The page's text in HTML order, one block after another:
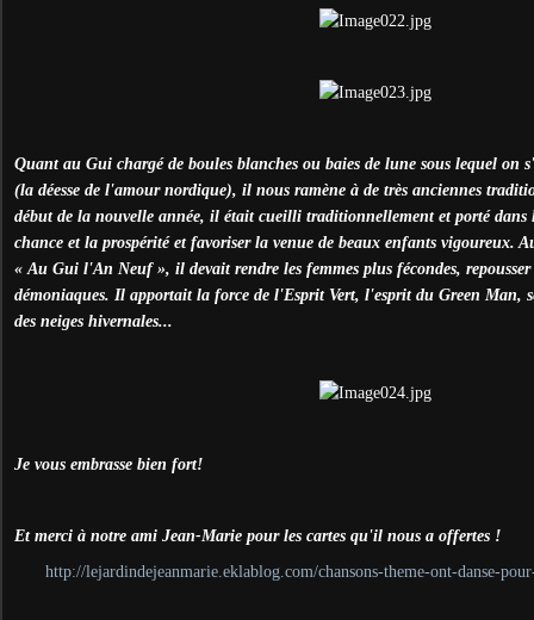
Quant au Gui chargé de boules blanches ou baies de lune sous lequel on
(la déesse de l'amour nordique), il nous ramène à de très anciennes
début de la nouvelle année, il était cueilli traditionnellement et porté dans
chance et la prospérité et favoriser la venue de beaux enfants vigoureux.
« Au Gui l'An Neuf », il devait rendre les femmes plus fécondes, repousser
démoniaques. Il apportait la force de l'Esprit Vert, l'esprit du Green Man,
des neiges hivernales...
Je vous embrasse bien fort!
Et merci à notre ami Jean-Marie pour les cartes qu'il nous a offertes !
http://lejardindejeanmarie.eklablog.com/chansons-theme-ont-danse-